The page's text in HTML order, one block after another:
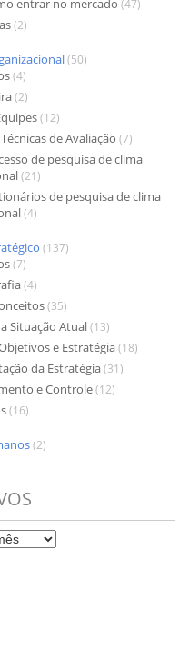
entrar no mercado (47)
(2)
(50)
(4)
(2)
(12)
de Avaliação (7)
de pesquisa de clima
(21)
de pesquisa de clima
(4)
(137)
(7)
(4)
(35)
Situação Atual(13)
e Estratégia(18)
da Estratégia(31)
e Controle(12)
(16)
(2)